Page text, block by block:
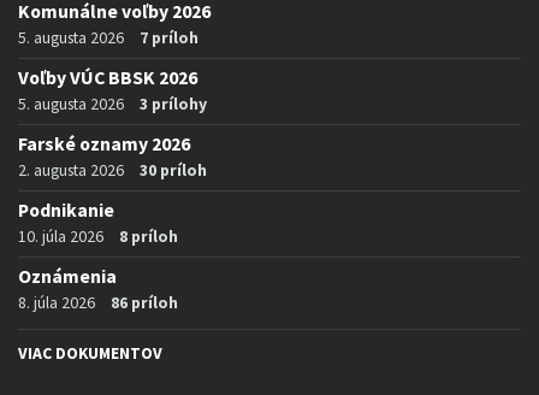
Komunálne voľby 2026
5. augusta 2026 7 príloh
Voľby VÚC BBSK 2026
5. augusta 2026 3 prílohy
Farské oznamy 2026
2. augusta 2026 30 príloh
Podnikanie
10. júla 2026 8 príloh
Oznámenia
8. júla 2026 86 príloh
VIAC DOKUMENTOV